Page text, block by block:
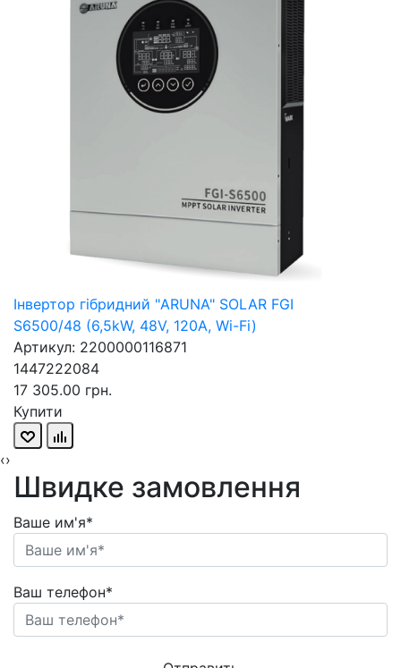
Інвертор гібридний "ARUNA" SOLAR FGI
S6500/48 (6,5kW, 48V, 120А, Wi-Fi)
Артикул: 2200000116871
1447222084
17 305.00 грн.
Купити
‹›
Швидке замовлення
Ваше им'я*
Ваш телефон*